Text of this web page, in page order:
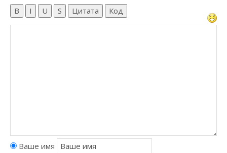
B I U S Цитата Код
Ваше имя